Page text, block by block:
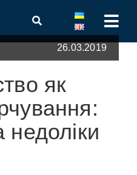
26.03.2019
як
недоліки